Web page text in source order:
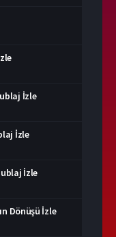
İzle
İzle
İzle
Dönüşü İzle